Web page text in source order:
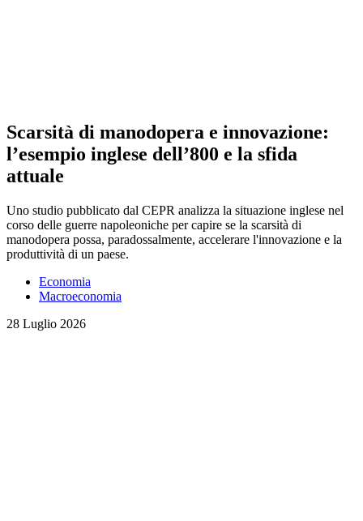
Scarsità di manodopera e innovazione:
l’esempio inglese dell’800 e la sfida
attuale
Uno studio pubblicato dal CEPR analizza la situazione inglese nel
corso delle guerre napoleoniche per capire se la scarsità di
manodopera possa, paradossalmente, accelerare l'innovazione e la
produttività di un paese.
Economia
Macroeconomia
28 Luglio 2026